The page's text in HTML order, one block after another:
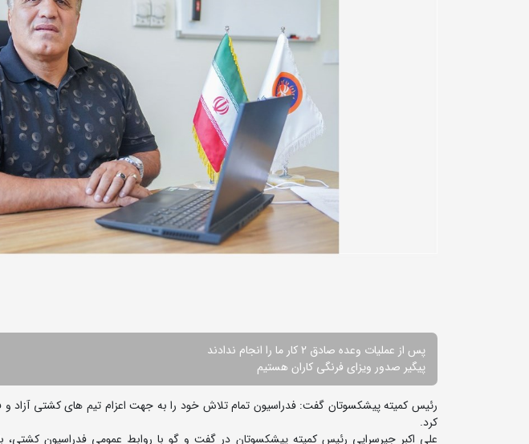
پس از عملیات وعده صادق 2 کار ما را انجام ندادند
پیگیر صدور ویزای فرنگی کاران هستیم
رئیس کمیته پیشکسوتان گفت: فدراسیون تمام تلاش خود را به جهت اعزام تیم های کشتی آزاد
کرد.
علی اکبر جیرسرایی رئیس کمیته پیشکسوتان در گفت و گو با روابط عمومی فدراسیون